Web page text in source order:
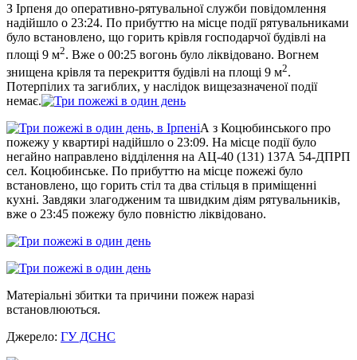
З Ірпеня до оперативно-рятувальної служби повідомлення
надійшло о 23:24. По прибуттю на місце події рятувальниками
було встановлено, що горить крівля господарчої будівлі на
площі 9 м2. Вже о 00:25 вогонь було ліквідовано. Вогнем
знищена крівля та перекриття будівлі на площі 9 м2.
Потерпілих та загиблих, у наслідок вищезазначеної події
немає.
А з Коцюбинського про
пожежу у квартирі надійшло о 23:09. На місце події було
негайно направлено відділення на АЦ-40 (131) 137А 54-ДПРП
сел. Коцюбинське. По прибуттю на місце пожежі було
встановлено, що горить стіл та два стільця в приміщенні
кухні. Завдяки злагодженим та швидким діям рятувальників,
вже о 23:45 пожежу було повністю ліквідовано.
Матеріальні збитки та причини пожеж наразі
встановлюються.
Джерело: ГУ ДСНС